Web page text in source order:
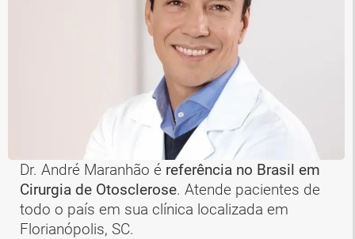
Dr. André Maranhão é referência no Brasil em
Cirurgia de Otosclerose. Atende pacientes de
todo o país em sua clínica localizada em
Florianópolis, SC.